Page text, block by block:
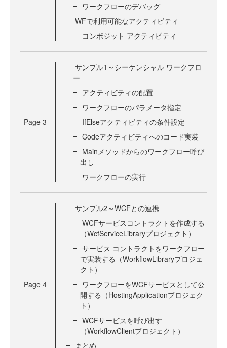
ワークフローのデバッグ
WFで利用可能なアクティビティ
コンポジット アクティビティ
Page 3
サンプル1～シーケンシャル ワークフロ
ー
アクティビティの配置
ワークフローのパラメータ指定
IfElseアクティビティの条件設定
Codeアクティビティへのコード実装
Mainメソッドからのワークフロー呼び
出し
ワークフローの実行
Page 4
サンプル2～WCFとの連携
WCFサービスコントラクトを作成する
（WcfServiceLibraryプロジェクト）
サービス コントラクトをワークフロー
で実装する（WorkflowLibraryプロジェ
クト）
ワークフローをWCFサービスとして公
開する（HostingApplicationプロジェク
ト）
WCFサービスを呼び出す
（WorkflowClientプロジェクト）
まとめ